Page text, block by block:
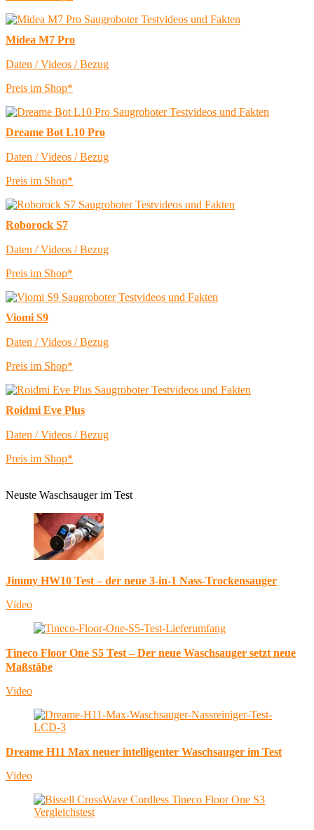
Midea M7 Pro
Daten / Videos / Bezug
Preis im Shop*
Dreame Bot L10 Pro
Daten / Videos / Bezug
Preis im Shop*
Roborock S7
Daten / Videos / Bezug
Preis im Shop*
Viomi S9
Daten / Videos / Bezug
Preis im Shop*
Roidmi Eve Plus
Daten / Videos / Bezug
Preis im Shop*
Neuste Waschsauger im Test
Jimmy HW10 Test – der neue 3-in-1 Nass-Trockensauger
Video
Tineco Floor One S5 Test – Der neue Waschsauger setzt neue
Maßstäbe
Video
Dreame H11 Max neuer intelligenter Waschsauger im Test
Video